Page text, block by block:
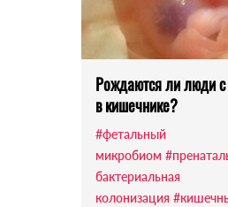
Рождаются ли люди
в кишечнике?
#фетальный
микробиом
бактериальная
колонизация